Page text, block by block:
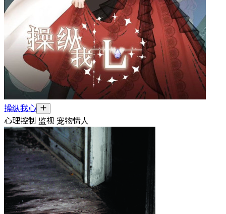
操纵我心
心理控制 监视 宠物情人